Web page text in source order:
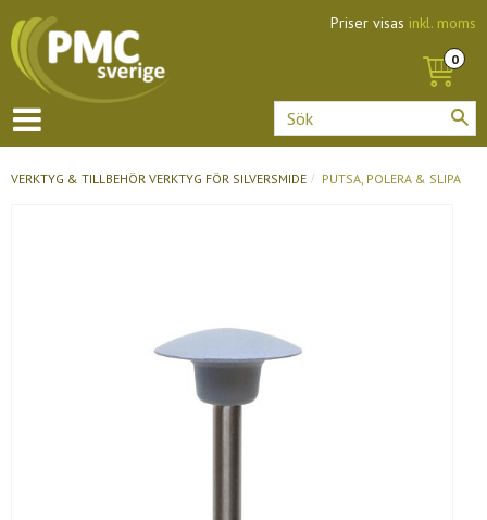
Priser visas inkl. moms
VERKTYG & TILLBEHÖR VERKTYG FÖR SILVERSMIDE PUTSA, POLERA & SLIPA